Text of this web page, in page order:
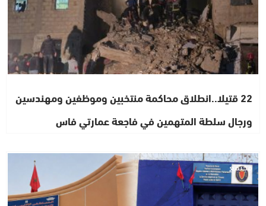
22 قتيلا..انطلاق محاكمة منتخبين وموظفين ومهندسين
ورجال سلطة المتهمين في فاجعة عمارتي فاس
مجتمع